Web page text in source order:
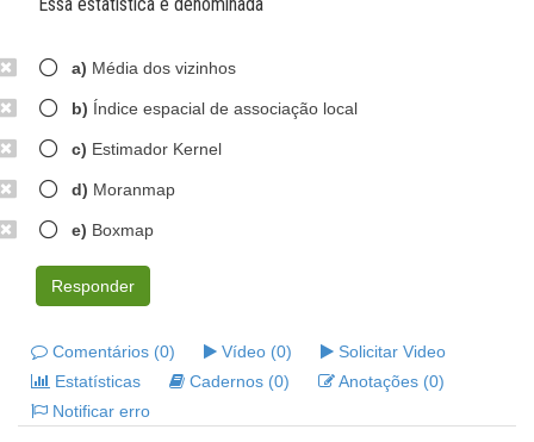
a) Média dos vizinhos
b) Índice espacial de associação local
c) Estimador Kernel
d) Moranmap
e) Boxmap
Responder
Comentários (0) Vídeo (0)
Solicitar Video
Estatísticas
Cadernos (0)
Anotações (0)
Notificar erro